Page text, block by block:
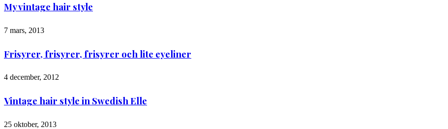
My vintage hair style
7 mars, 2013
Frisyrer, frisyrer, frisyrer och lite eyeliner
4 december, 2012
Vintage hair style in Swedish Elle
25 oktober, 2013